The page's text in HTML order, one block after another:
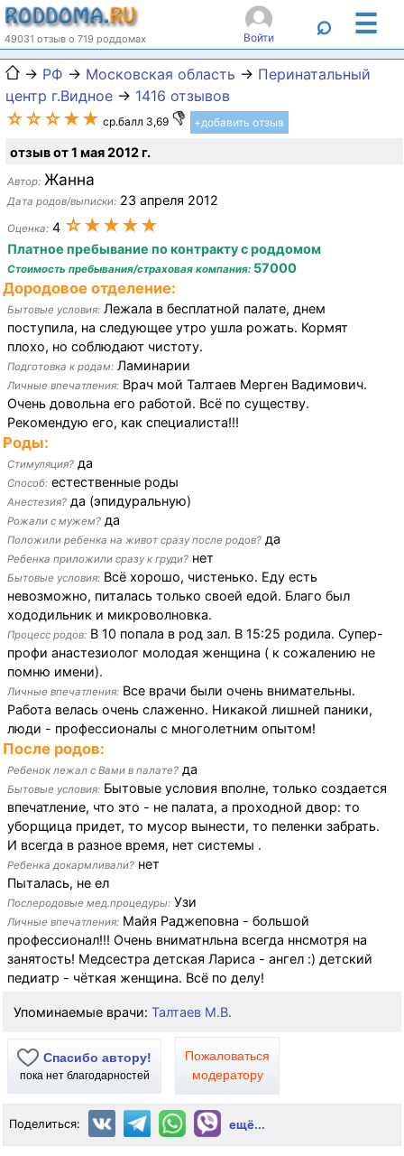
49031 отзыв о 719 роддомах Войти ⌕ ☰
→ РФ → Московская область → Перинатальный
центр г.Видное → 1416 отзывов
☆☆☆★★ ср.балл 3,69 +добавить отзыв
отзыв от 1 мая 2012 г.
Автор: Жанна
Дата родов/выписки: 23 апреля 2012
Оценка: 4 ☆★★★★
Платное пребывание по контракту с роддомом
Стоимость пребывания/страховая компания: 57000
Дородовое отделение:
Бытовые условия: Лежала в бесплатной палате, днем
поступила, на следующее утро ушла рожать. Кормят
плохо, но соблюдают чистоту.
Подготовка к родам: Ламинарии
Личные впечатления: Врач мой Талтаев Мерген Вадимович.
Очень довольна его работой. Всё по существу.
Рекомендую его, как специалиста!!!
Роды:
Стимуляция? да
Способ: естественные роды
Анестезия? да (эпидуральную)
Рожали с мужем? да
Положили ребенка на живот сразу после родов? да
Ребенка приложили сразу к груди? нет
Бытовые условия: Всё хорошо, чистенько. Еду есть
невозможно, питалась только своей едой. Благо был
хододильник и микроволновка.
Процесс родов: В 10 попала в род зал. В 15:25 родила. Супер-
профи анастезиолог молодая женщина ( к сожалению не
помню имени).
Личные впечатления: Все врачи были очень внимательны.
Работа велась очень слаженно. Никакой лишней паники,
люди - профессионалы с многолетним опытом!
После родов:
Ребенок лежал с Вами в палате? да
Бытовые условия: Бытовые условия вполне, только создается
впечатление, что это - не палата, а проходной двор: то
уборщица придет, то мусор вынести, то пеленки забрать.
И всегда в разное время, нет системы .
Ребенка докармливали? нет
Пыталась, не ел
Послеродовые мед.процедуры: Узи
Личные впечатления: Майя Раджеповна - большой
профессионал!!! Очень вниматнльна всегда ннсмотря на
занятость! Медсестра детская Лариса - ангел :) детский
педиатр - чёткая женщина. Всё по делу!
Упоминаемые врачи: Талтаев М.В.
Спасибо автору!
пока нет благодарностей
Пожаловаться
модератору
Поделиться: ещё...